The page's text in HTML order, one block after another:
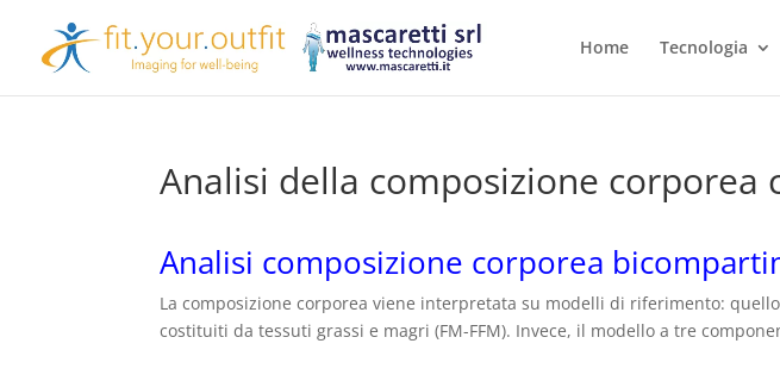
Home Tecnologia
Analisi della composizione corporea
Analisi composizione corporea
La composizione corporea viene interpretata su modelli di riferimento:
costituiti da tessuti grassi e magri (FM-FFM). Invece, il modello a tre